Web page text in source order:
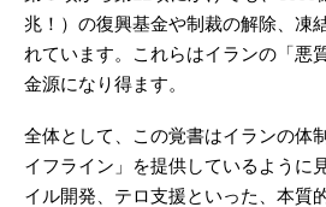
兆！）の復興基金や制裁の解除、凍
れています。これらはイランの「悪
金源になり得ます。
全体として、この覚書はイランの体
イフライン」を提供しているように
イル開発、テロ支援といった、本質